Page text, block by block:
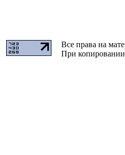
Все права на
При